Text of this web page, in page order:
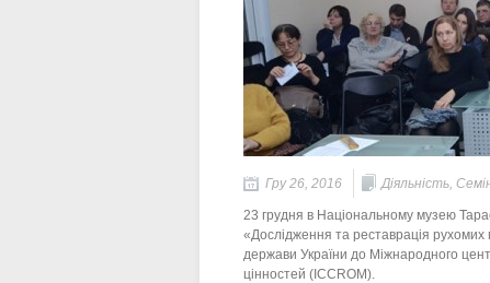
Гру 26, 2016 Діяльність,
23 грудня в Національному музею
«Дослідження та реставрація
держави України до Міжнародного
цінностей (ICCROM).